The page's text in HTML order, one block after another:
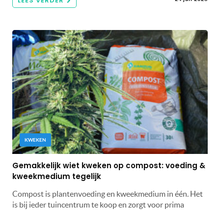
KWEKEN
Gemakkelijk wiet kweken op compost: voeding &
kweekmedium tegelijk
Compost is plantenvoeding en kweekmedium in één. Het
is bij ieder tuincentrum te koop en zorgt voor prima